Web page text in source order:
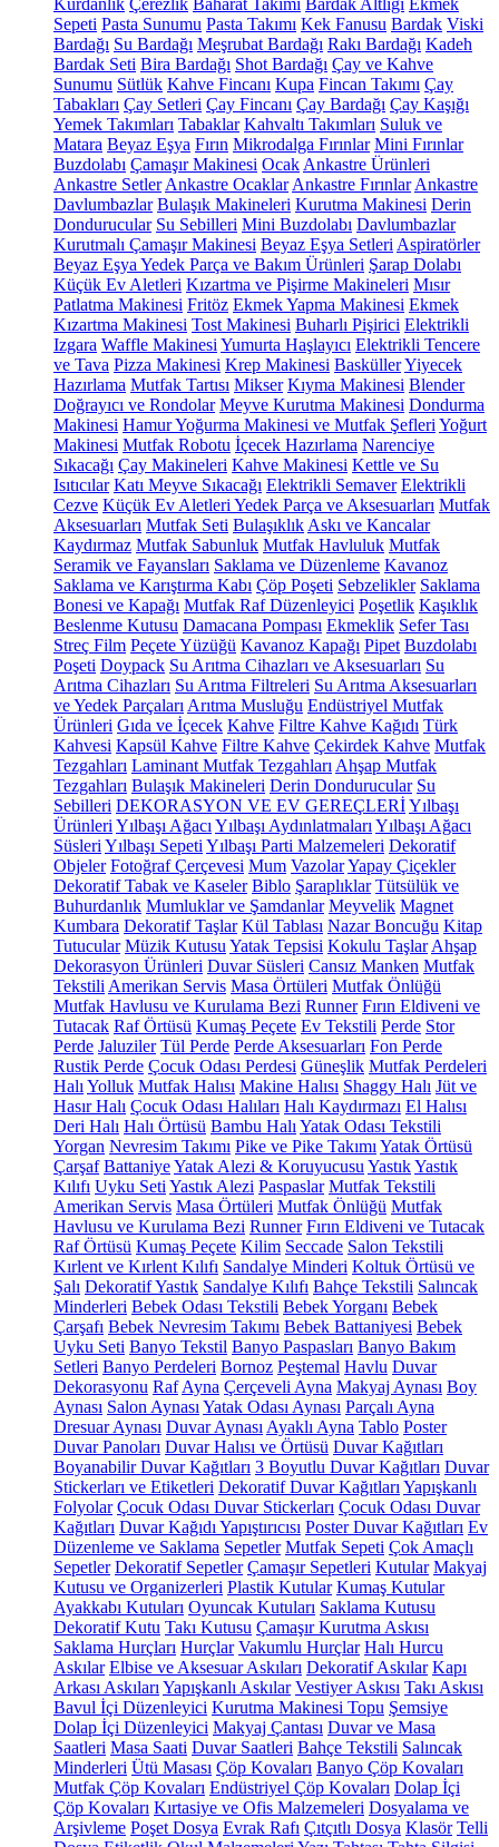
Kürdanlık Çerezlik Baharat Takımı Bardak Altlığı Ekmek
Sepeti Pasta Sunumu Pasta Takımı Kek Fanusu Bardak Viski
Bardağı Su Bardağı Meşrubat Bardağı Rakı Bardağı Kadeh
Bardak Seti Bira Bardağı Shot Bardağı Çay ve Kahve
Sunumu Sütlük Kahve Fincanı Kupa Fincan Takımı Çay
Tabakları Çay Setleri Çay Fincanı Çay Bardağı Çay Kaşığı
Yemek Takımları Tabaklar Kahvaltı Takımları Suluk ve
Matara Beyaz Eşya Fırın Mikrodalga Fırınlar Mini Fırınlar
Buzdolabı Çamaşır Makinesi Ocak Ankastre Ürünleri
Ankastre Setler Ankastre Ocaklar Ankastre Fırınlar Ankastre
Davlumbazlar Bulaşık Makineleri Kurutma Makinesi Derin
Dondurucular Su Sebilleri Mini Buzdolabı Davlumbazlar
Kurutmalı Çamaşır Makinesi Beyaz Eşya Setleri Aspiratörler
Beyaz Eşya Yedek Parça ve Bakım Ürünleri Şarap Dolabı
Küçük Ev Aletleri Kızartma ve Pişirme Makineleri Mısır
Patlatma Makinesi Fritöz Ekmek Yapma Makinesi Ekmek
Kızartma Makinesi Tost Makinesi Buharlı Pişirici Elektrikli
Izgara Waffle Makinesi Yumurta Haşlayıcı Elektrikli Tencere
ve Tava Pizza Makinesi Krep Makinesi BasküllerYiyecek
Hazırlama Mutfak Tartısı Mikser Kıyma Makinesi Blender
Doğrayıcı ve Rondolar Meyve Kurutma Makinesi Dondurma
Makinesi Hamur Yoğurma Makinesi ve Mutfak Şefleri Yoğurt
Makinesi Mutfak Robotu İçecek Hazırlama Narenciye
Sıkacağı Çay Makineleri Kahve Makinesi Kettle ve Su
Isıtıcılar Katı Meyve Sıkacağı Elektrikli Semaver Elektrikli
Cezve Küçük Ev Aletleri Yedek Parça ve Aksesuarları Mutfak
Aksesuarları Mutfak Seti Bulaşıklık Askı ve Kancalar
Kaydırmaz Mutfak Sabunluk Mutfak Havluluk Mutfak
Seramik ve Fayansları Saklama ve Düzenleme Kavanoz
Saklama ve Karıştırma Kabı Çöp Poşeti Sebzelikler Saklama
Bonesi ve Kapağı Mutfak Raf Düzenleyici Poşetlik Kaşıklık
Beslenme Kutusu Damacana Pompası Ekmeklik Sefer Tası
Streç Film Peçete Yüzüğü Kavanoz Kapağı Pipet Buzdolabı
Poşeti Doypack Su Arıtma Cihazları ve Aksesuarları Su
Arıtma Cihazları Su Arıtma Filtreleri Su Arıtma Aksesuarları
ve Yedek Parçaları Arıtma Musluğu Endüstriyel Mutfak
Ürünleri Gıda ve İçecek Kahve Filtre Kahve Kağıdı Türk
Kahvesi Kapsül Kahve Filtre Kahve Çekirdek Kahve Mutfak
Tezgahları Laminant Mutfak Tezgahları Ahşap Mutfak
Tezgahları Bulaşık Makineleri Derin Dondurucular Su
Sebilleri DEKORASYON VE EV GEREÇLERİYılbaşı
Ürünleri Yılbaşı Ağacı Yılbaşı Aydınlatmaları Yılbaşı Ağacı
Süsleri Yılbaşı Sepeti Yılbaşı Parti Malzemeleri Dekoratif
Objeler Fotoğraf Çerçevesi Mum VazolarYapay Çiçekler
Dekoratif Tabak ve Kaseler Biblo Şaraplıklar Tütsülük ve
Buhurdanlık Mumluklar ve Şamdanlar Meyvelik Magnet
Kumbara Dekoratif Taşlar Kül Tablası Nazar Boncuğu Kitap
Tutucular Müzik Kutusu Yatak Tepsisi Kokulu Taşlar Ahşap
Dekorasyon Ürünleri Duvar Süsleri Cansız Manken Mutfak
Tekstili Amerikan Servis Masa Örtüleri Mutfak Önlüğü
Mutfak Havlusu ve Kurulama Bezi Runner Fırın Eldiveni ve
Tutacak Raf Örtüsü Kumaş Peçete Ev Tekstili Perde Stor
Perde Jaluziler Tül Perde Perde Aksesuarları Fon Perde
Rustik Perde Çocuk Odası Perdesi Güneşlik Mutfak Perdeleri
Halı Yolluk Mutfak Halısı Makine Halısı Shaggy Halı Jüt ve
Hasır Halı Çocuk Odası Halıları Halı Kaydırmazı El Halısı
Deri Halı Halı Örtüsü Bambu Halı Yatak Odası Tekstili
Yorgan Nevresim Takımı Pike ve Pike Takımı Yatak Örtüsü
Çarşaf BattaniyeYatak Alezi & Koruyucusu YastıkYastık
Kılıfı Uyku Seti Yastık Alezi Paspaslar Mutfak Tekstili
Amerikan Servis Masa Örtüleri Mutfak Önlüğü Mutfak
Havlusu ve Kurulama Bezi Runner Fırın Eldiveni ve Tutacak
Raf Örtüsü Kumaş Peçete Kilim Seccade Salon Tekstili
Kırlent ve Kırlent Kılıfı Sandalye Minderi Koltuk Örtüsü ve
Şalı Dekoratif Yastık Sandalye Kılıfı Bahçe Tekstili Salıncak
Minderleri Bebek Odası Tekstili Bebek Yorganı Bebek
Çarşafı Bebek Nevresim Takımı Bebek Battaniyesi Bebek
Uyku Seti Banyo Tekstil Banyo Paspasları Banyo Bakım
Setleri Banyo Perdeleri Bornoz Peştemal Havlu Duvar
Dekorasyonu Raf Ayna Çerçeveli Ayna Makyaj Aynası Boy
Aynası Salon Aynası Yatak Odası Aynası Parçalı Ayna
Dresuar Aynası Duvar Aynası Ayaklı Ayna Tablo Poster
Duvar Panoları Duvar Halısı ve Örtüsü Duvar Kağıtları
Boyanabilir Duvar Kağıtları 3 Boyutlu Duvar Kağıtları Duvar
Stickerları ve Etiketleri Dekoratif Duvar Kağıtları Yapışkanlı
Folyolar Çocuk Odası Duvar Stickerları Çocuk Odası Duvar
Kağıtları Duvar Kağıdı Yapıştırıcısı Poster Duvar Kağıtları Ev
Düzenleme ve Saklama Sepetler Mutfak Sepeti Çok Amaçlı
Sepetler Dekoratif Sepetler Çamaşır Sepetleri Kutular Makyaj
Kutusu ve Organizerleri Plastik Kutular Kumaş Kutular
Ayakkabı Kutuları Oyuncak Kutuları Saklama Kutusu
Dekoratif Kutu Takı Kutusu Çamaşır Kurutma Askısı
Saklama Hurçları Hurçlar Vakumlu Hurçlar Halı Hurcu
Askılar Elbise ve Aksesuar Askıları Dekoratif Askılar Kapı
Arkası Askıları Yapışkanlı Askılar Vestiyer Askısı Takı Askısı
Bavul İçi Düzenleyici Kurutma Makinesi Topu Şemsiye
Dolap İçi Düzenleyici Makyaj Çantası Duvar ve Masa
Saatleri Masa Saati Duvar Saatleri Bahçe Tekstili Salıncak
Minderleri Ütü Masası Çöp Kovaları Banyo Çöp Kovaları
Mutfak Çöp Kovaları Endüstriyel Çöp Kovaları Dolap İçi
Çöp Kovaları Kırtasiye ve Ofis Malzemeleri Dosyalama ve
Arşivleme Poşet Dosya Evrak Rafı Çıtçıtlı Dosya Klasör Telli